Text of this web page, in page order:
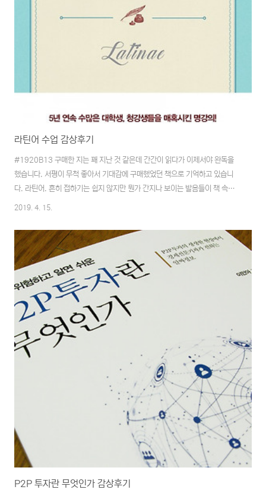
라틴어 수업 감상후기
#1920B13 구매한 지는 꽤 지난 것 같은데 간간이 읽다가 이제서야 완독을
했습니다. 서평이 무척 좋아서 기대감에 구매했었던 책으로 기억하고 있습니
다. 라틴어. 흔히 접하기는 쉽지 않지만 뭔가 간지나 보이는 발음들이 책 속에
는 있었습니다. 그리고 그 라틴어의 탄생, 의미, 여타의 언어에 미친 영향 등에
로 한 이야기 속에 라틴어를 녹여내며 풀이해주고 있었고 그 이야기들이 읽는
동안 언어에 대한 느낌을 좀 더 다양하게 느낄 수 있었던 것 같습니다. 개인적
으로 책을 통해 접하게 된 라틴어의 대부분이 철학적인 부분들을 다루었다고
생각합니다. 그래서인지 언어 자체에서 그러한 면모를 많이 갖추고 있다는 느
낌을 받을 수 있었습니다. 지금의..
2019. 4. 15.
P2P 투자란 무엇인가 감상후기